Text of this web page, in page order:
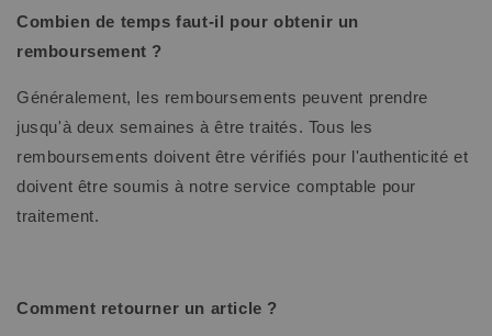
Combien de temps faut-il pour obtenir un
remboursement ?
Généralement, les remboursements peuvent prendre
jusqu'à deux semaines à être traités. Tous les
remboursements doivent être vérifiés pour l'authenticité et
doivent être soumis à notre service comptable pour
traitement.
Comment retourner un article ?